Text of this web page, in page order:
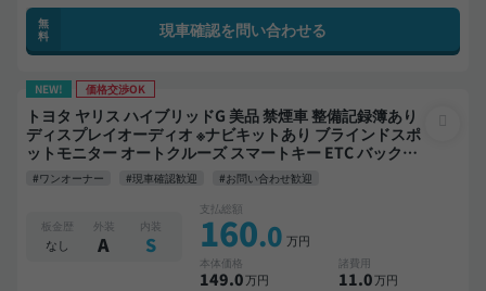
無
料
現車確認を問い合わせる
NEW! 価格交渉OK
トヨタ ヤリス ハイブリッドG 美品 禁煙車 整備記録簿あり
ディスプレイオーディオ ※ナビキットあり ブラインドスポ
ットモニター オートクルーズ スマートキー ETC バックモ
ニター ドライブレコーダー 衝突軽減
#ワンオーナー #現車確認歓迎 #お問い合わせ歓迎
板金歴
なし
外装
A
内装
S
支払総額
160.0 万円
本体価格
149.0万円
諸費用
11.0万円